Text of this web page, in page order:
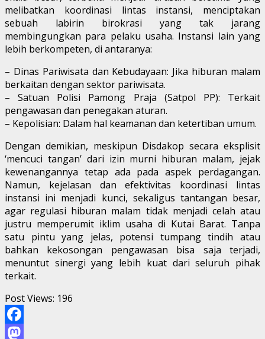
melibatkan koordinasi lintas instansi, menciptakan
sebuah labirin birokrasi yang tak jarang
membingungkan para pelaku usaha. Instansi lain yang
lebih berkompeten, di antaranya:
– Dinas Pariwisata dan Kebudayaan: Jika hiburan malam
berkaitan dengan sektor pariwisata.
– Satuan Polisi Pamong Praja (Satpol PP): Terkait
pengawasan dan penegakan aturan.
– Kepolisian: Dalam hal keamanan dan ketertiban umum.
Dengan demikian, meskipun Disdakop secara eksplisit
‘mencuci tangan’ dari izin murni hiburan malam, jejak
kewenangannya tetap ada pada aspek perdagangan.
Namun, kejelasan dan efektivitas koordinasi lintas
instansi ini menjadi kunci, sekaligus tantangan besar,
agar regulasi hiburan malam tidak menjadi celah atau
justru memperumit iklim usaha di Kutai Barat. Tanpa
satu pintu yang jelas, potensi tumpang tindih atau
bahkan kekosongan pengawasan bisa saja terjadi,
menuntut sinergi yang lebih kuat dari seluruh pihak
terkait.
Post Views: 196
Facebook